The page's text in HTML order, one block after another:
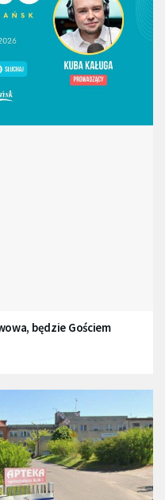
będzie Gościem